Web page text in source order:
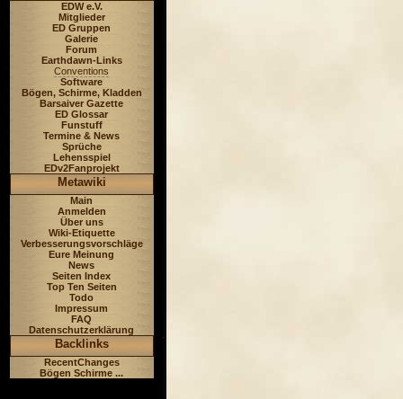
EDW e.V.
Mitglieder
ED Gruppen
Galerie
Forum
Earthdawn-Links
Conventions
Software
Bögen, Schirme, Kladden
Barsaiver Gazette
ED Glossar
Funstuff
Termine & News
Sprüche
Lehensspiel
EDv2Fanprojekt
Metawiki
Main
Anmelden
Über uns
Wiki-Etiquette
Verbesserungsvorschläge
Eure Meinung
News
Seiten Index
Top Ten Seiten
Todo
Impressum
FAQ
Datenschutzerklärung
Backlinks
RecentChanges
Bögen Schirme ...